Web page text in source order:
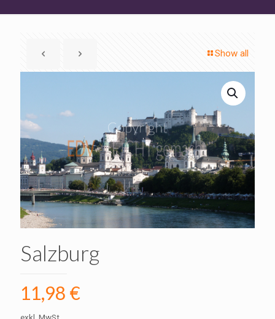
Show all
Salzburg
11,98 €